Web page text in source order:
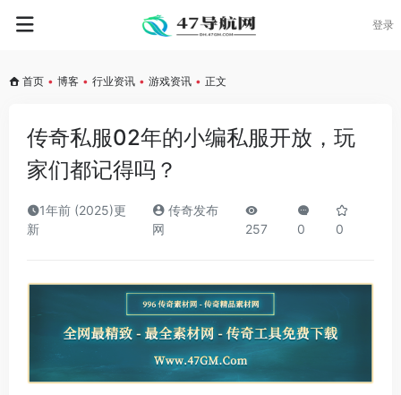
登录
首页 • 博客 • 行业资讯 • 游戏资讯 • 正文
传奇私服02年的小编私服开放，玩
家们都记得吗？
1年前 (2025)更
新
传奇发布
网
257 0 0